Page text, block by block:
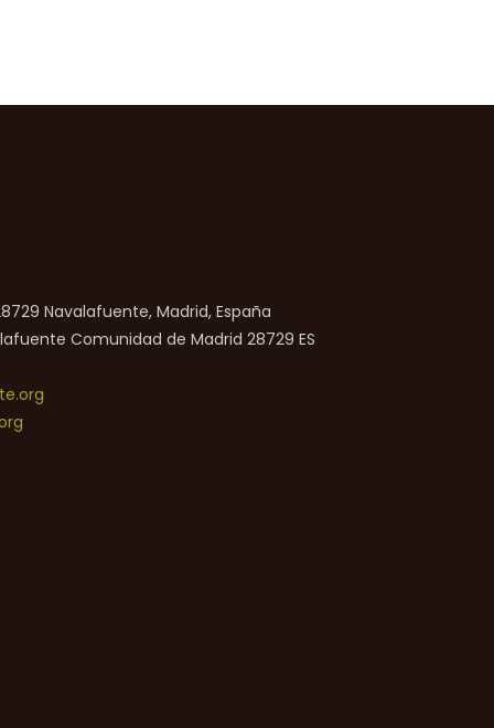
Navalafuente, Madrid, España
Comunidad de Madrid 28729 ES